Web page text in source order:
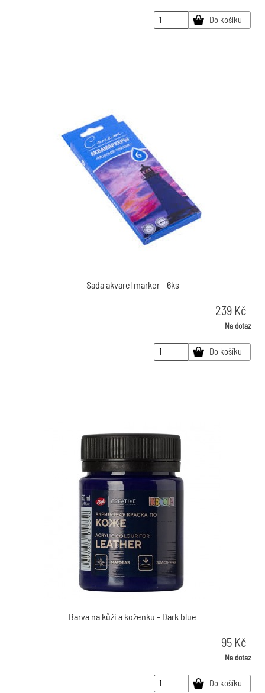
Do košíku
Sada akvarel marker - 6ks
239Kč
Na dotaz
Do košíku
Barva na kůži a koženku - Dark blue
95Kč
Na dotaz
Do košíku